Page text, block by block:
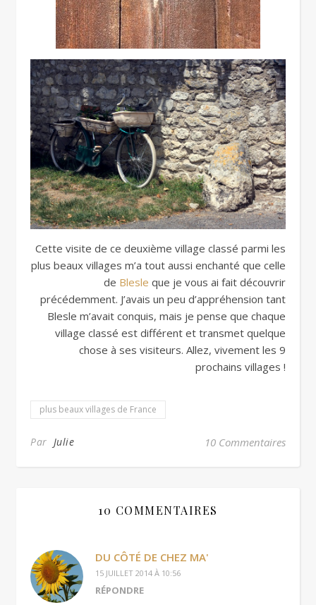
Cette visite de ce deuxième village classé parmi les
plus beaux villages m’a tout aussi enchanté que celle
de Blesle que je vous ai fait découvrir
précédemment. J’avais un peu d’appréhension tant
Blesle m’avait conquis, mais je pense que chaque
village classé est différent et transmet quelque
chose à ses visiteurs. Allez, vivement les 9
prochains villages !
plus beaux villages de France
Par Julie 10 Commentaires
10 COMMENTAIRES
DU CÔTÉ DE CHEZ MA'
15 JUILLET 2014 À 10:56
RÉPONDRE